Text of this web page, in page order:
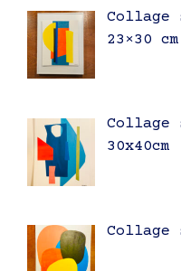
Collage
23×30 cm
Collage
30x40cm
Collage